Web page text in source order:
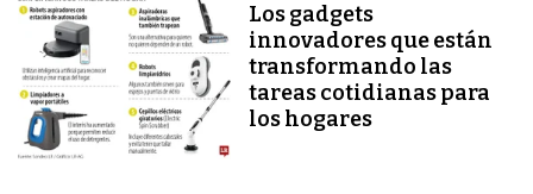
Los gadgets
innovadores que están
transformando las
tareas cotidianas para
los hogares